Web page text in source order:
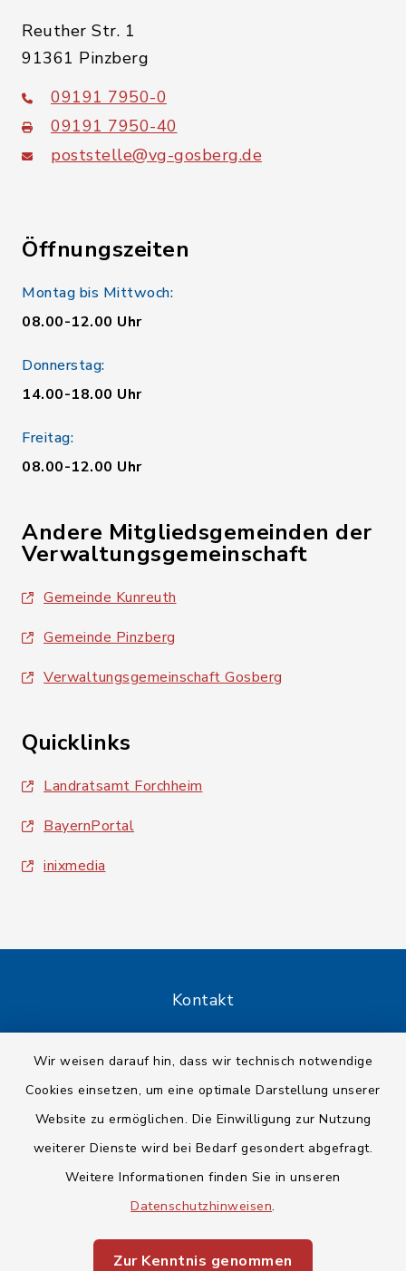
Wir weisen darauf hin, dass wir technisch notwendige
Cookies einsetzen, um eine optimale Darstellung unserer
Website zu ermöglichen. Die Einwilligung zur Nutzung
weiterer Dienste wird bei Bedarf gesondert abgefragt.
Weitere Informationen finden Sie in unseren
Datenschutzhinweisen.
Zur Kenntnis genommen
Reuther Str. 1
91361 Pinzberg
09191 7950-0
09191 7950-40
poststelle@vg-gosberg.de
Öffnungszeiten
Montag bis Mittwoch:
08.00-12.00 Uhr
Donnerstag:
14.00-18.00 Uhr
Freitag:
08.00-12.00 Uhr
Andere Mitgliedsgemeinden der
Verwaltungsgemeinschaft
Gemeinde Kunreuth
Gemeinde Pinzberg
Verwaltungsgemeinschaft Gosberg
Quicklinks
Landratsamt Forchheim
BayernPortal
inixmedia
Kontakt
Datenschutz
Impressum
Sitemap
Cookie-Einstellungen